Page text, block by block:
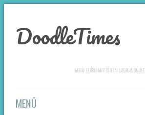
DoodleTimes
MEIN LEBEN MIT EINEM LABRADOODLE.
MENÜ